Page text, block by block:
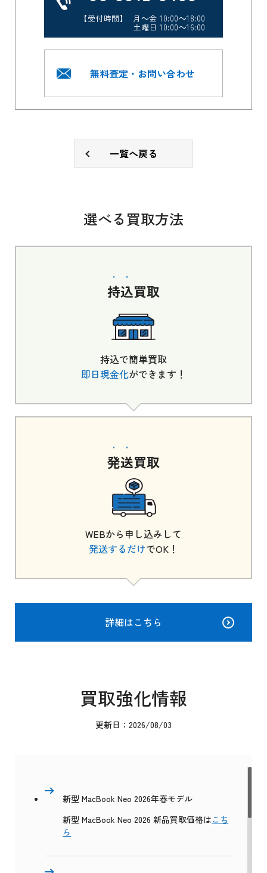
【受付時間】 月～金 10:00～18:00
土曜日 10:00～16:00
無料査定・お問い合わせ
一覧へ戻る
選べる買取方法
持込買取
持込で簡単買取
即日現金化ができます！
発送買取
WEBから申し込みして
発送するだけでOK！
詳細はこちら
買取強化情報
更新日：2026/08/03
新型 MacBook Neo 2026年春モデル
新型 MacBook Neo 2026 新品買取価格はこち
ら